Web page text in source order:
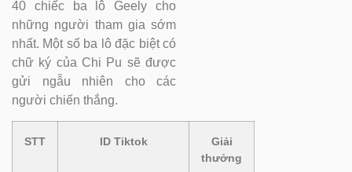
40 chiếc ba lô Geely cho
những người tham gia sớm
nhất. Một số ba lô đặc biệt có
chữ ký của Chi Pu sẽ được
gửi ngẫu nhiên cho các
người chiến thắng.
STT ID Tiktok
Giải
thưởng